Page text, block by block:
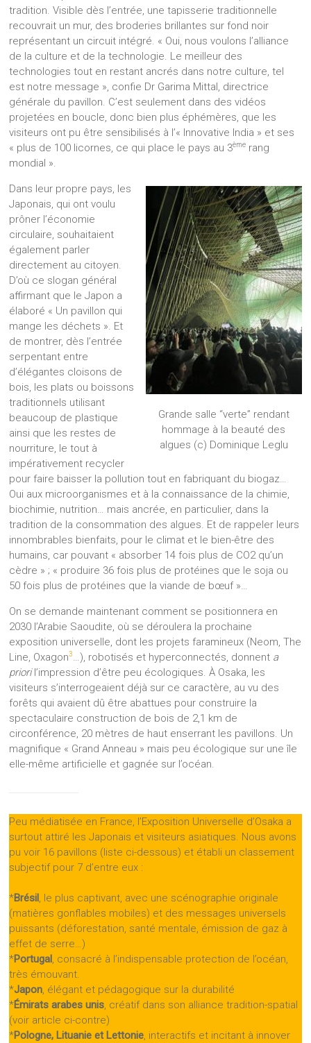
tradition. Visible dès l’entrée, une tapisserie traditionnelle
recouvrait un mur, des broderies brillantes sur fond noir
représentant un circuit intégré. « Oui, nous voulons l’alliance
de la culture et de la technologie. Le meilleur des
technologies tout en restant ancrés dans notre culture, tel
est notre message », confie Dr Garima Mittal, directrice
générale du pavillon. C’est seulement dans des vidéos
projetées en boucle, donc bien plus éphémères, que les
visiteurs ont pu être sensibilisés à l’« Innovative India » et ses
« plus de 100 licornes, ce qui place le pays au 3ème rang
mondial ».
Grande salle “verte” rendant
hommage à la beauté des
algues (c) Dominique Leglu
Dans leur propre pays, les
Japonais, qui ont voulu
prôner l’économie
circulaire, souhaitaient
également parler
directement au citoyen.
D’où ce slogan général
affirmant que le Japon a
élaboré « Un pavillon qui
mange les déchets ». Et
de montrer, dès l’entrée
serpentant entre
d’élégantes cloisons de
bois, les plats ou boissons
traditionnels utilisant
beaucoup de plastique
ainsi que les restes de
nourriture, le tout à
impérativement recycler
pour faire baisser la pollution tout en fabriquant du biogaz…
Oui aux microorganismes et à la connaissance de la chimie,
biochimie, nutrition… mais ancrée, en particulier, dans la
tradition de la consommation des algues. Et de rappeler leurs
innombrables bienfaits, pour le climat et le bien-être des
humains, car pouvant « absorber 14 fois plus de CO2 qu’un
cèdre » ; « produire 36 fois plus de protéines que le soja ou
50 fois plus de protéines que la viande de bœuf »…
On se demande maintenant comment se positionnera en
2030 l’Arabie Saoudite, où se déroulera la prochaine
exposition universelle, dont les projets faramineux (Neom, The
Line, Oxagon3 …), robotisés et hyperconnectés, donnent a
prioril’impression d’être peu écologiques. À Osaka, les
visiteurs s’interrogeaient déjà sur ce caractère, au vu des
forêts qui avaient dû être abattues pour construire la
spectaculaire construction de bois de 2,1 km de
circonférence, 20 mètres de haut enserrant les pavillons. Un
magnifique « Grand Anneau » mais peu écologique sur une île
elle-même artificielle et gagnée sur l’océan.
Peu médiatisée en France, l’Exposition Universelle d’Osaka a
surtout attiré les Japonais et visiteurs asiatiques. Nous avons
pu voir 16 pavillons (liste ci-dessous) et établi un classement
subjectif pour 7 d’entre eux :
*Brésil , le plus captivant, avec une scénographie originale
(matières gonflables mobiles) et des messages universels
puissants (déforestation, santé mentale, émission de gaz à
effet de serre…)
*Portugal , consacré à l’indispensable protection de l’océan,
très émouvant.
*Japon , élégant et pédagogique sur la durabilité
*Émirats arabes unis , créatif dans son alliance tradition-spatial
(voir article ci-contre)
*Pologne, Lituanie et Lettonie , interactifs et incitant à innover